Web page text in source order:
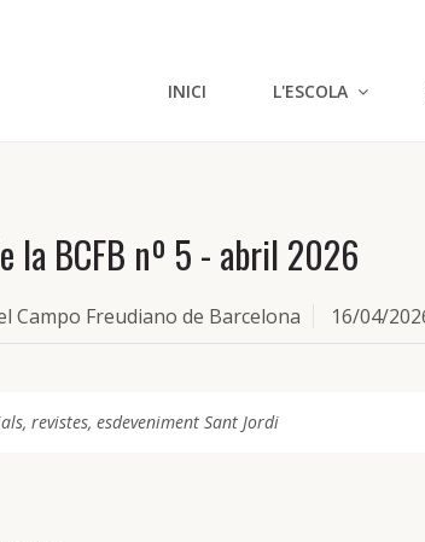
INICI L'ESCOLA
la BCFB nº 5 - abril 2026
Campo Freudiano de Barcelona 16/04/
revistes, esdeveniment Sant Jordi